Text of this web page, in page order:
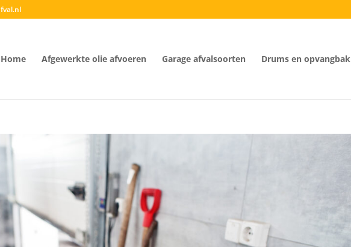
Home Afgewerkte olie afvoeren Garage afvalsoorten Drums en